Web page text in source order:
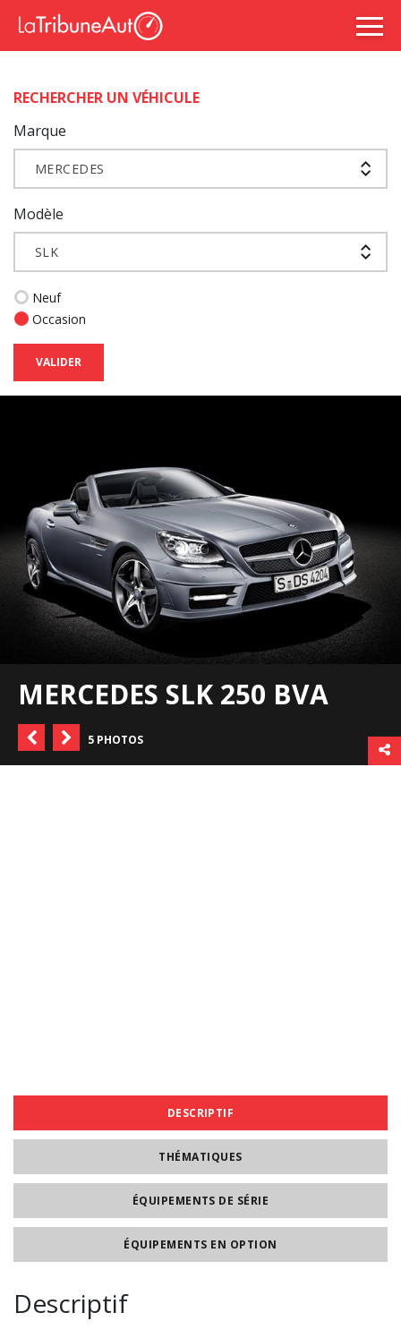
RECHERCHER UN VÉHICULE
Marque
MERCEDES
Modèle
SLK
Neuf
Occasion
VALIDER
MERCEDES SLK 250 BVA
5 PHOTOS
DESCRIPTIF
THÉMATIQUES
ÉQUIPEMENTS DE SÉRIE
ÉQUIPEMENTS EN OPTION
Descriptif